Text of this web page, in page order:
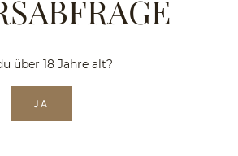
Die Kulisse, in der
über 18 Jahre alt?
JA